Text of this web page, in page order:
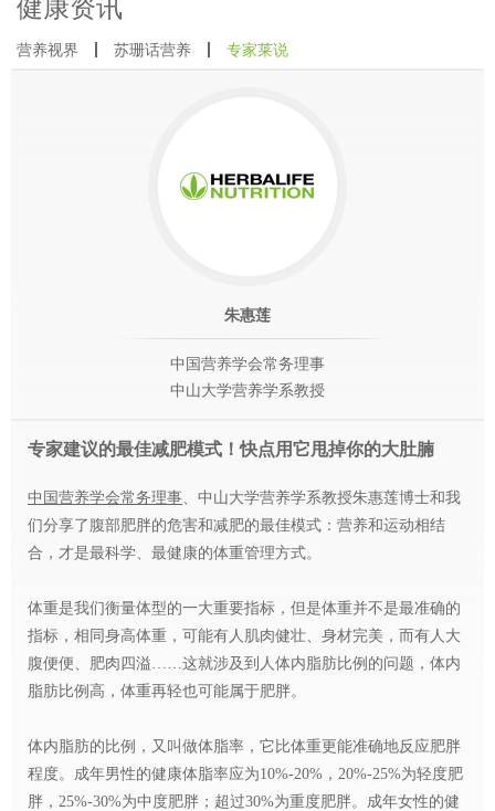
健康资讯
营养视界 苏珊话营养 专家莱说
朱惠莲
中国营养学会常务理事
中山大学营养学系教授
专家建议的最佳减肥模式！快点用它甩掉你的大肚腩
中国营养学会常务理事 中山大学营养学系教授朱惠莲博士和我
们分享了腹部肥胖的危害和减肥的最佳模式：营养和运动相结
合，才是最科学、最健康的体重管理方式。
体重是我们衡量体型的一大重要指标，但是体重并不是最准确的
指标，相同身高体重，可能有人肌肉健壮、身材完美，而有人大
腹便便、肥肉四溢……这就涉及到人体内脂肪比例的问题，体内
脂肪比例高，体重再轻也可能属于肥胖。
体内脂肪的比例，又叫做体脂率，它比体重更能准确地反应肥胖
程度。成年男性的健康体脂率应为10%-20%，20%-25%为轻度肥
胖，25%-30%为中度肥胖；超过30%为重度肥胖。成年女性的健